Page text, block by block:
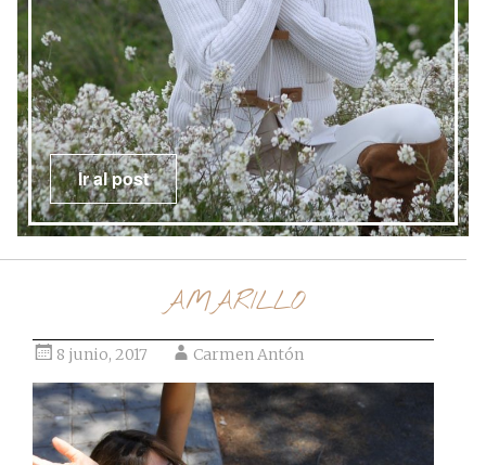
Ir al post
AMARILLO
8 junio, 2017 Carmen Antón